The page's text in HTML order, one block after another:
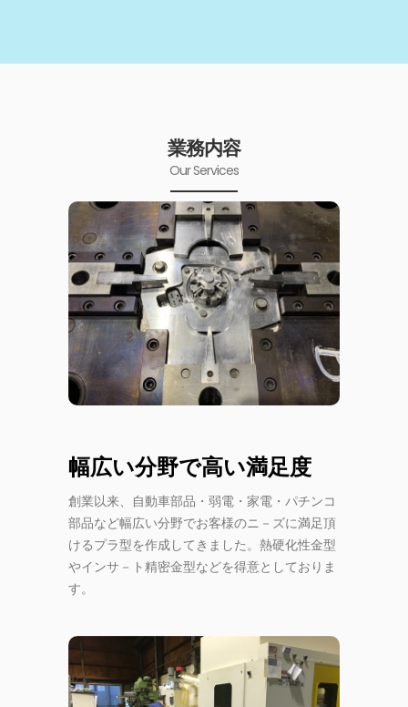
業務内容
Our Services
幅広い分野で高い満足度
創業以来、自動車部品・弱電・家電・パチンコ
部品など幅広い分野でお客様のニ－ズに満足頂
けるプラ型を作成してきました。熱硬化性金型
やインサ－ト精密金型などを得意としておりま
す。